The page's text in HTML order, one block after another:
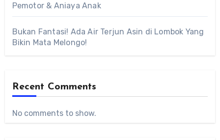
Pemotor & Aniaya Anak
Bukan Fantasi! Ada Air Terjun Asin di Lombok Yang
Bikin Mata Melongo!
Recent Comments
No comments to show.